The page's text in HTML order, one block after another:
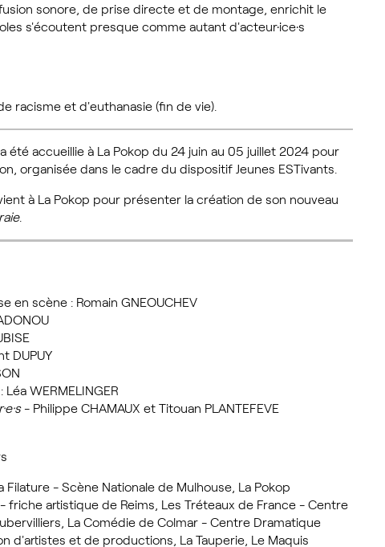
sonore, de prise directe et de montage, enrichit le
s'écoutent presque comme autant d'acteur·ice·s
racisme et d'euthanasie (fin de vie).
été accueillie à La Pokop du 24 juin au 05 juillet 2024 pour
organisée dans le cadre du dispositif Jeunes ESTivants.
à La Pokop pour présenter la création de son nouveau
.
en scène : Romain GNEOUCHEV
DUPUY
WERMELINGER
- Philippe CHAMAUX et Titouan PLANTEFEVE
Filature - Scène Nationale de Mulhouse, La Pokop
friche artistique de Reims, Les Tréteaux de France - Centre
La Comédie de Colmar - Centre Dramatique
d'artistes et de productions, La Tauperie, Le Maquis